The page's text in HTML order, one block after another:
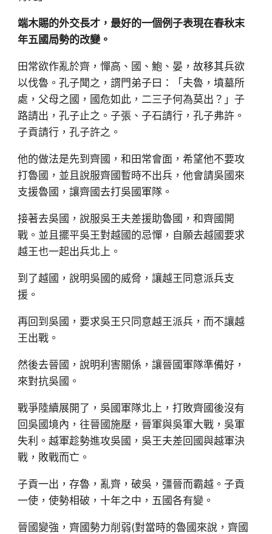
端木賜的外交長才，最好的一個例子表現在春秋末
年五國局勢的改變。
田常欲作亂於齊，憚高、國、鮑、晏，故移其兵欲
以伐魯。孔子聞之，謂門弟子曰：「夫魯，墳墓所
處，父母之國，國危如此，二三子何為莫出？」子
路請出，孔子止之。子張、子石請行，孔子弗許。
子貢請行，孔子許之。
他的做法是先到齊國，和田常會面，希望他不要攻
打魯國，並且說服齊國暫時不出兵，他會請吳國來
支援魯國，讓齊國去打吳國軍隊。
接著去吳國，說服吳王夫差援助魯國，和齊國開
戰。並且擺平吳王對越國的忌憚，自願去越國要求
越王也一起出兵北上。
到了越國，說明吳國的威脅，讓越王同意派兵支
援。
再回到吳國，要求吳王只同意越王派兵，而不讓越
王出戰。
然後去晉國，說明利害關係，讓晉國軍隊準備好，
來對抗吳國。
戰爭陸續展開了，吳國軍隊北上，打敗齊國後沒有
回吳國境內，往晉國施壓，晉軍與吳軍大戰，吳軍
失利。越軍趁勢進攻吳國，吳王夫差回國與越軍決
戰，敗戰而亡。
子貢一出，存魯，亂齊，破吳，彊晉而霸越。子貢
一使，使勢相破，十年之中，五國各有變。
晉國變強，齊國勢力削弱(對當時的魯國來說，齊國